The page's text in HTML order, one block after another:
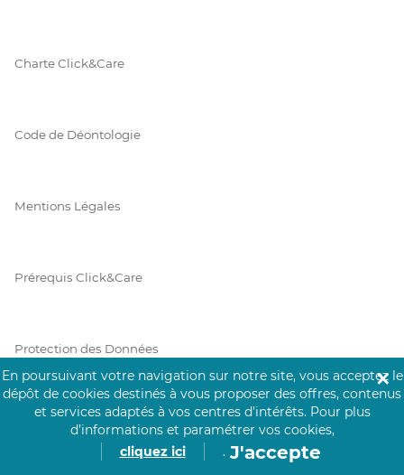
Charte Click&Care
Code de Déontologie
Mentions Légales
Prérequis Click&Care
Protection des Données
Vie Privée
En poursuivant votre navigation sur notre site, vous acceptez le
dépôt de cookies destinés à vous proposer des offres, contenus
et services adaptés à vos centres d’intérêts. Pour plus
d’informations et paramétrer vos cookies,
cliquez ici
. J'accepte
✕